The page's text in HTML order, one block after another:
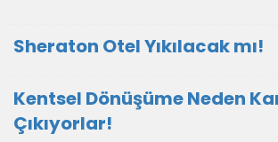
Sheraton Otel Yıkılacak mı!
Kentsel Dönüşüme Neden
Çıkıyorlar!